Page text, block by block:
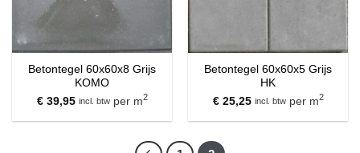
Betontegel 60x60x8 Grijs
KOMO
€39,95 incl. btwper m2
Betontegel 60x60x5 Grijs
HK
€25,25 incl. btwper m2